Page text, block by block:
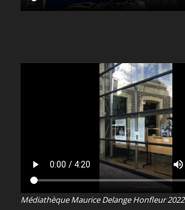
Médiathèque Maurice Delange Honfleur 2022